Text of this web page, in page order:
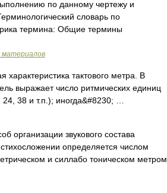
по данному чертежу и
словарь по
термина: Общие термины
материалов
тактового метра. В
выражает число ритмических единиц
38 и т.п.); иногда&#8230; …
звукового состава
определяется числом
и силлабо тоническом метром